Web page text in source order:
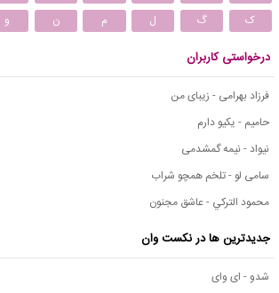
ک
گ ل م ن و
درخواستی کاربران
فرزاد بهرامی - زیبای من
حامیم - یکیو دارم
نیواد - نیمه گمشدمی
سامی لو - تلخم همچو شراب
محمود التركي - عاشق مجنون
جدیدترین ها در نکست وان
شدو - ای وای